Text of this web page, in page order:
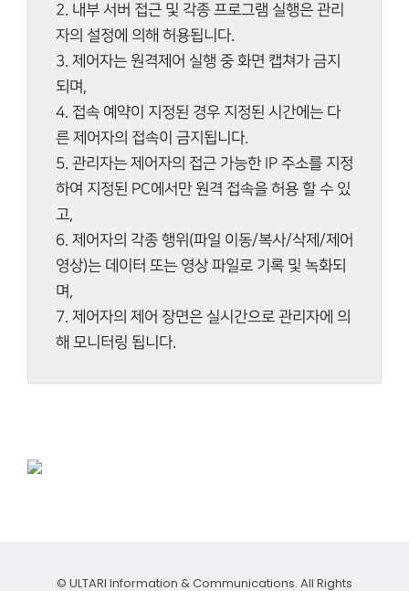
2. 내부 서버 접근 및 각종 프로그램 실행은 관리
자의 설정에 의해 허용됩니다.
3. 제어자는 원격제어 실행 중 화면 캡쳐가 금지
되며,
4. 접속 예약이 지정된 경우 지정된 시간에는 다
른 제어자의 접속이 금지됩니다.
5. 관리자는 제어자의 접근 가능한 IP 주소를 지정
하여 지정된 PC에서만 원격 접속을 허용 할 수 있
고,
6. 제어자의 각종 행위(파일 이동/복사/삭제/제어
영상)는 데이터 또는 영상 파일로 기록 및 녹화되
며,
7. 제어자의 제어 장면은 실시간으로 관리자에 의
해 모니터링 됩니다.
© ULTARI Information & Communications. All Rights